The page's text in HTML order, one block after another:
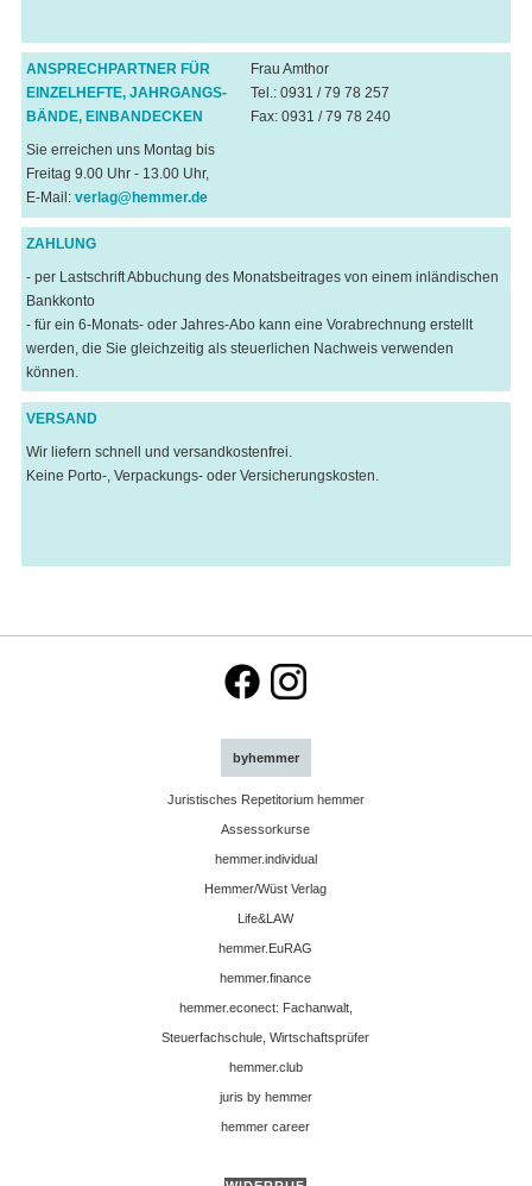
ANSPRECHPARTNER FÜR
EINZELHEFTE, JAHRGANGS-
BÄNDE, EINBANDECKEN
Sie erreichen uns Montag bis
Freitag 9.00 Uhr - 13.00 Uhr,
E-Mail: verlag@hemmer.de
Frau Amthor
Tel.: 0931 / 79 78 257
Fax: 0931 / 79 78 240
ZAHLUNG
- per Lastschrift Abbuchung des Monatsbeitrages von einem inländischen
Bankkonto
- für ein 6-Monats- oder Jahres-Abo kann eine Vorabrechnung erstellt
werden, die Sie gleichzeitig als steuerlichen Nachweis verwenden
können.
VERSAND
Wir liefern schnell und versandkostenfrei.
Keine Porto-, Verpackungs- oder Versicherungskosten.
byhemmer
Juristisches Repetitorium hemmer
Assessorkurse
hemmer.individual
Hemmer/Wüst Verlag
Life&LAW
hemmer.EuRAG
hemmer.finance
hemmer.econect: Fachanwalt,
Steuerfachschule, Wirtschaftsprüfer
hemmer.club
juris by hemmer
hemmer career